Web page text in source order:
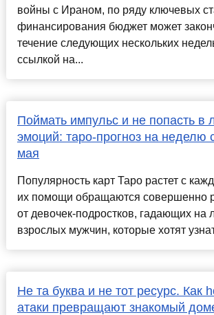
войны с Ираном, по ряду ключевых
финансирования бюджет может
течение следующих нескольких
ссылкой на...
Поймать импульс и не попасть в
эмоций: таро-прогноз на неделю
мая
Популярность карт Таро растет с
их помощи обращаются совершенно
от девочек-подростков, гадающих на
взрослых мужчин, которые хотят
Не та буква и не тот ресурс. Как
атаки превращают знакомый